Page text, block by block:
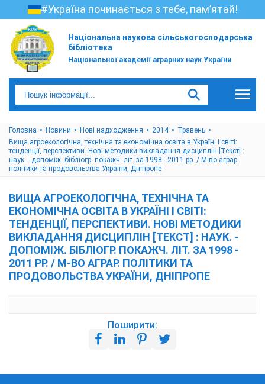
#Україна починається з тебе, пам’ятай!
Національна наукова сільськогосподарська
бібліотека
Національної академії аграрних наук України
Головна Новини Нові надходження 2014
Травень
Вища агроекологічна, технічна та економічна освіта в Україні і світі:
тенденції, перспективи. Нові методики викладання дисциплін [Текст] :
наук. - допоміж. бібліогр. покажч. літ. за 1998 - 2011 рр. / М-во аграр.
політики та продовольства України, Дніпропе
ВИЩА АГРОЕКОЛОГІЧНА, ТЕХНІЧНА ТА
ЕКОНОМІЧНА ОСВІТА В УКРАЇНІ І СВІТІ:
ТЕНДЕНЦІЇ, ПЕРСПЕКТИВИ. НОВІ МЕТОДИКИ
ВИКЛАДАННЯ ДИСЦИПЛІН [ТЕКСТ] : НАУК. -
ДОПОМІЖ. БІБЛІОГР. ПОКАЖЧ. ЛІТ. ЗА 1998 -
2011 РР. / М-ВО АГРАР. ПОЛІТИКИ ТА
ПРОДОВОЛЬСТВА УКРАЇНИ, ДНІПРОПЕ
Поширити: